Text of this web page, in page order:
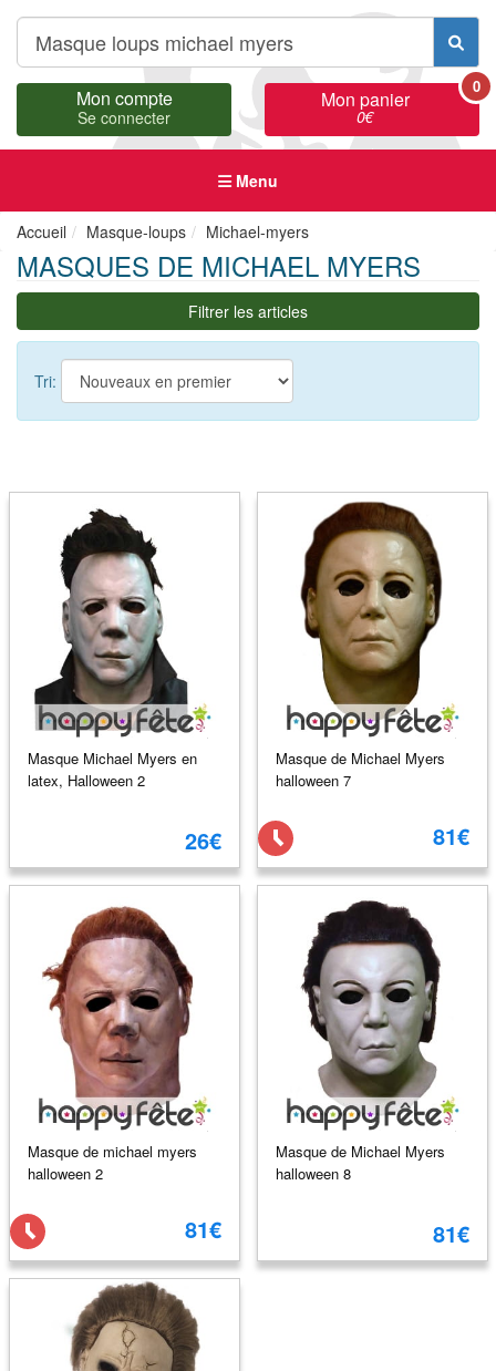
Mon compte
Se connecter
Mon panier
0€
0
Menu
Accueil Masque-loups Michael-myers
MASQUES DE MICHAEL MYERS
Filtrer les articles
Tri:
Masque Michael Myers en
latex, Halloween 2
26€
Masque de Michael Myers
halloween 7
81€
Masque de michael myers
halloween 2
81€
Masque de Michael Myers
halloween 8
81€